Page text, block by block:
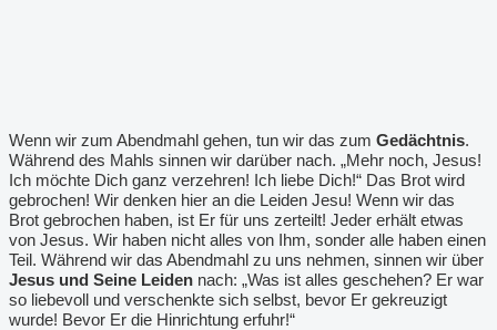
Wenn wir zum Abendmahl gehen, tun wir das zum Gedächtnis.
Während des Mahls sinnen wir darüber nach. „Mehr noch, Jesus!
Ich möchte Dich ganz verzehren! Ich liebe Dich!“ Das Brot wird
gebrochen! Wir denken hier an die Leiden Jesu! Wenn wir das
Brot gebrochen haben, ist Er für uns zerteilt! Jeder erhält etwas
von Jesus. Wir haben nicht alles von Ihm, sonder alle haben einen
Teil. Während wir das Abendmahl zu uns nehmen, sinnen wir über
Jesus und Seine Leiden nach: „Was ist alles geschehen? Er war
so liebevoll und verschenkte sich selbst, bevor Er gekreuzigt
wurde! Bevor Er die Hinrichtung erfuhr!“